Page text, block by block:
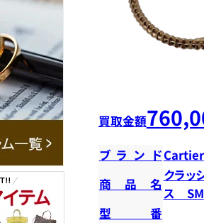
買取金額
ブランドCartier
商品名
クラッ
ス SM
型番